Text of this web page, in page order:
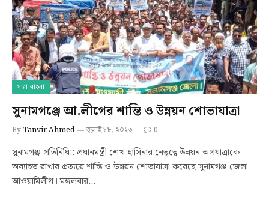
সারা বাংলা
সুনামগঞ্জে আ.লীগের শান্তি ও উন্নয়ন শোভাযাত্রা
ByTanvir Ahmed জুলাই ১৮, ২০২৩ 0
সুনামগঞ্জ প্রতিনিধি:: প্রধানমন্ত্রী শেখ হাসিনার নেতৃত্বে উন্নয়ন অগ্রযাত্রাকে
অব্যাহত রাখার প্রত্যয়ে শান্তি ও উন্নয়ন শোভাযাত্রা করেছে সুনামগঞ্জ জেলা
আওয়ামিলীগ। মঙ্গলবার…